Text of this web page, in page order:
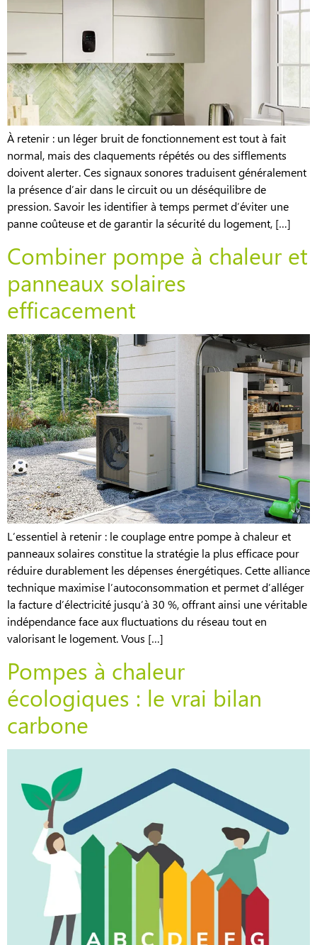
À retenir : un léger bruit de fonctionnement est tout à fait
normal, mais des claquements répétés ou des sifflements
doivent alerter. Ces signaux sonores traduisent généralement
la présence d’air dans le circuit ou un déséquilibre de
pression. Savoir les identifier à temps permet d’éviter une
panne coûteuse et de garantir la sécurité du logement, […]
Combiner pompe à chaleur et
panneaux solaires
efficacement
L’essentiel à retenir : le couplage entre pompe à chaleur et
panneaux solaires constitue la stratégie la plus efficace pour
réduire durablement les dépenses énergétiques. Cette alliance
technique maximise l’autoconsommation et permet d’alléger
la facture d’électricité jusqu’à 30 %, offrant ainsi une véritable
indépendance face aux fluctuations du réseau tout en
valorisant le logement. Vous […]
Pompes à chaleur
écologiques : le vrai bilan
carbone